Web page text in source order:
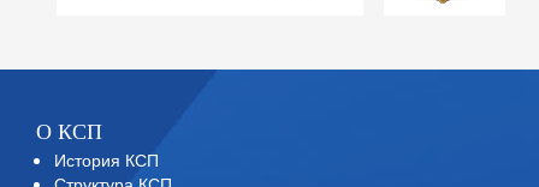
О КСП
История КСП